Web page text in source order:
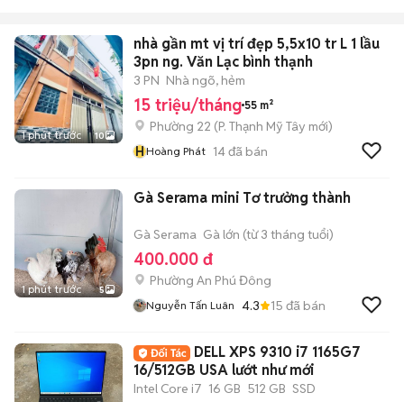
1 phút trước 10
nhà gần mt vị trí đẹp 5,5x10 tr L 1 lầu
3pn ng. Văn Lạc bình thạnh
3 PN Nhà ngõ, hẻm
15 triệu/tháng 55 m²
Phường 22 (P. Thạnh Mỹ Tây mới)
HHoàng Phát 14đã bán
1 phút trước 5
Gà Serama mini Tơ trưởng thành
Gà Serama Gà lớn (từ 3 tháng tuổi)
400.000 đ
Phường An Phú Đông
Nguyễn Tấn Luân 4.3 15 đã bán
DELL XPS 9310 i7 1165G7
16/512GB USA lướt như mới
Intel Core i7 16 GB 512 GB SSD